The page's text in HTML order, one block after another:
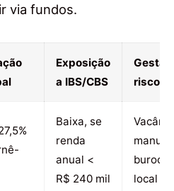
via fundos.
Exposição
a IBS/CBS
Gestão
riscos
Baixa, se
renda
anual <
R$ 240 mil
local